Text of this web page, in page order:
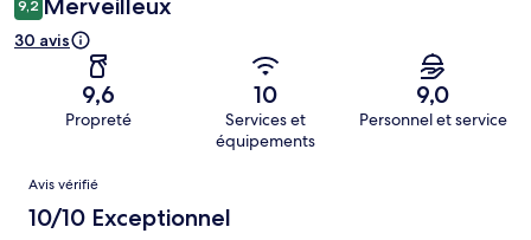
9,2 Merveilleux
30 avis
9,6
Propreté
10
Services et
équipements
9,0
Personnel et service
Avis
Avis vérifié
10/10 Exceptionnel